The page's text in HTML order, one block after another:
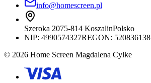
info@homescreen.pl
Szeroka 2075-814 KoszalinPolsko
NIP: 4990574327REGON: 520836138
© 2026 Home Screen Magdalena Cylke